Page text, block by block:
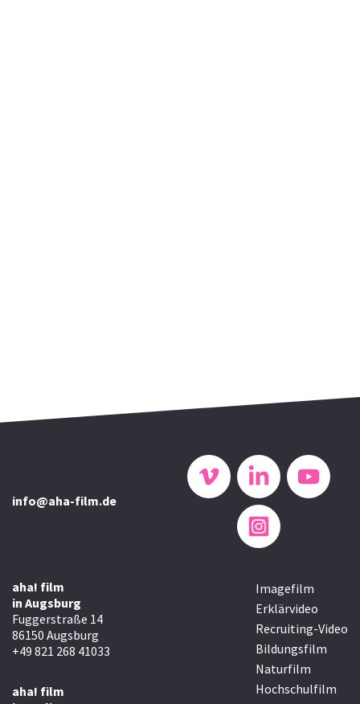
info@aha-film.de
aha! film
in Augsburg
Fuggerstraße 14
86150 Augsburg
+49 821 268 41033
aha! film
Imagefilm
Erklärvideo
Recruiting-Video
Bildungsfilm
Naturfilm
Hochschulfilm